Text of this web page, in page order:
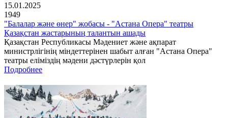
15.01.2025
1949
"Балалар және өнер" жобасы - "Астана Опера" театры
Қазақстан жастарының талантын ашады
Қазақстан Республикасы Мәдениет және ақпарат
министрлігінің міндеттерінен шабыт алған "Астана Опера"
театры еліміздің мәдени дәстүрлерін қол
Подробнее